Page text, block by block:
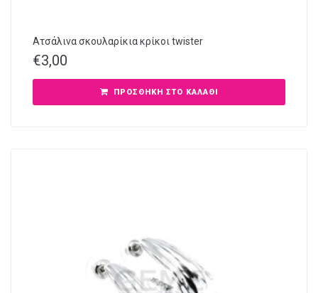
Ατσάλινα σκουλαρίκια κρίκοι twister
€3,00
ΠΡΟΣΘΉΚΗ ΣΤΟ ΚΑΛΆΘΙ